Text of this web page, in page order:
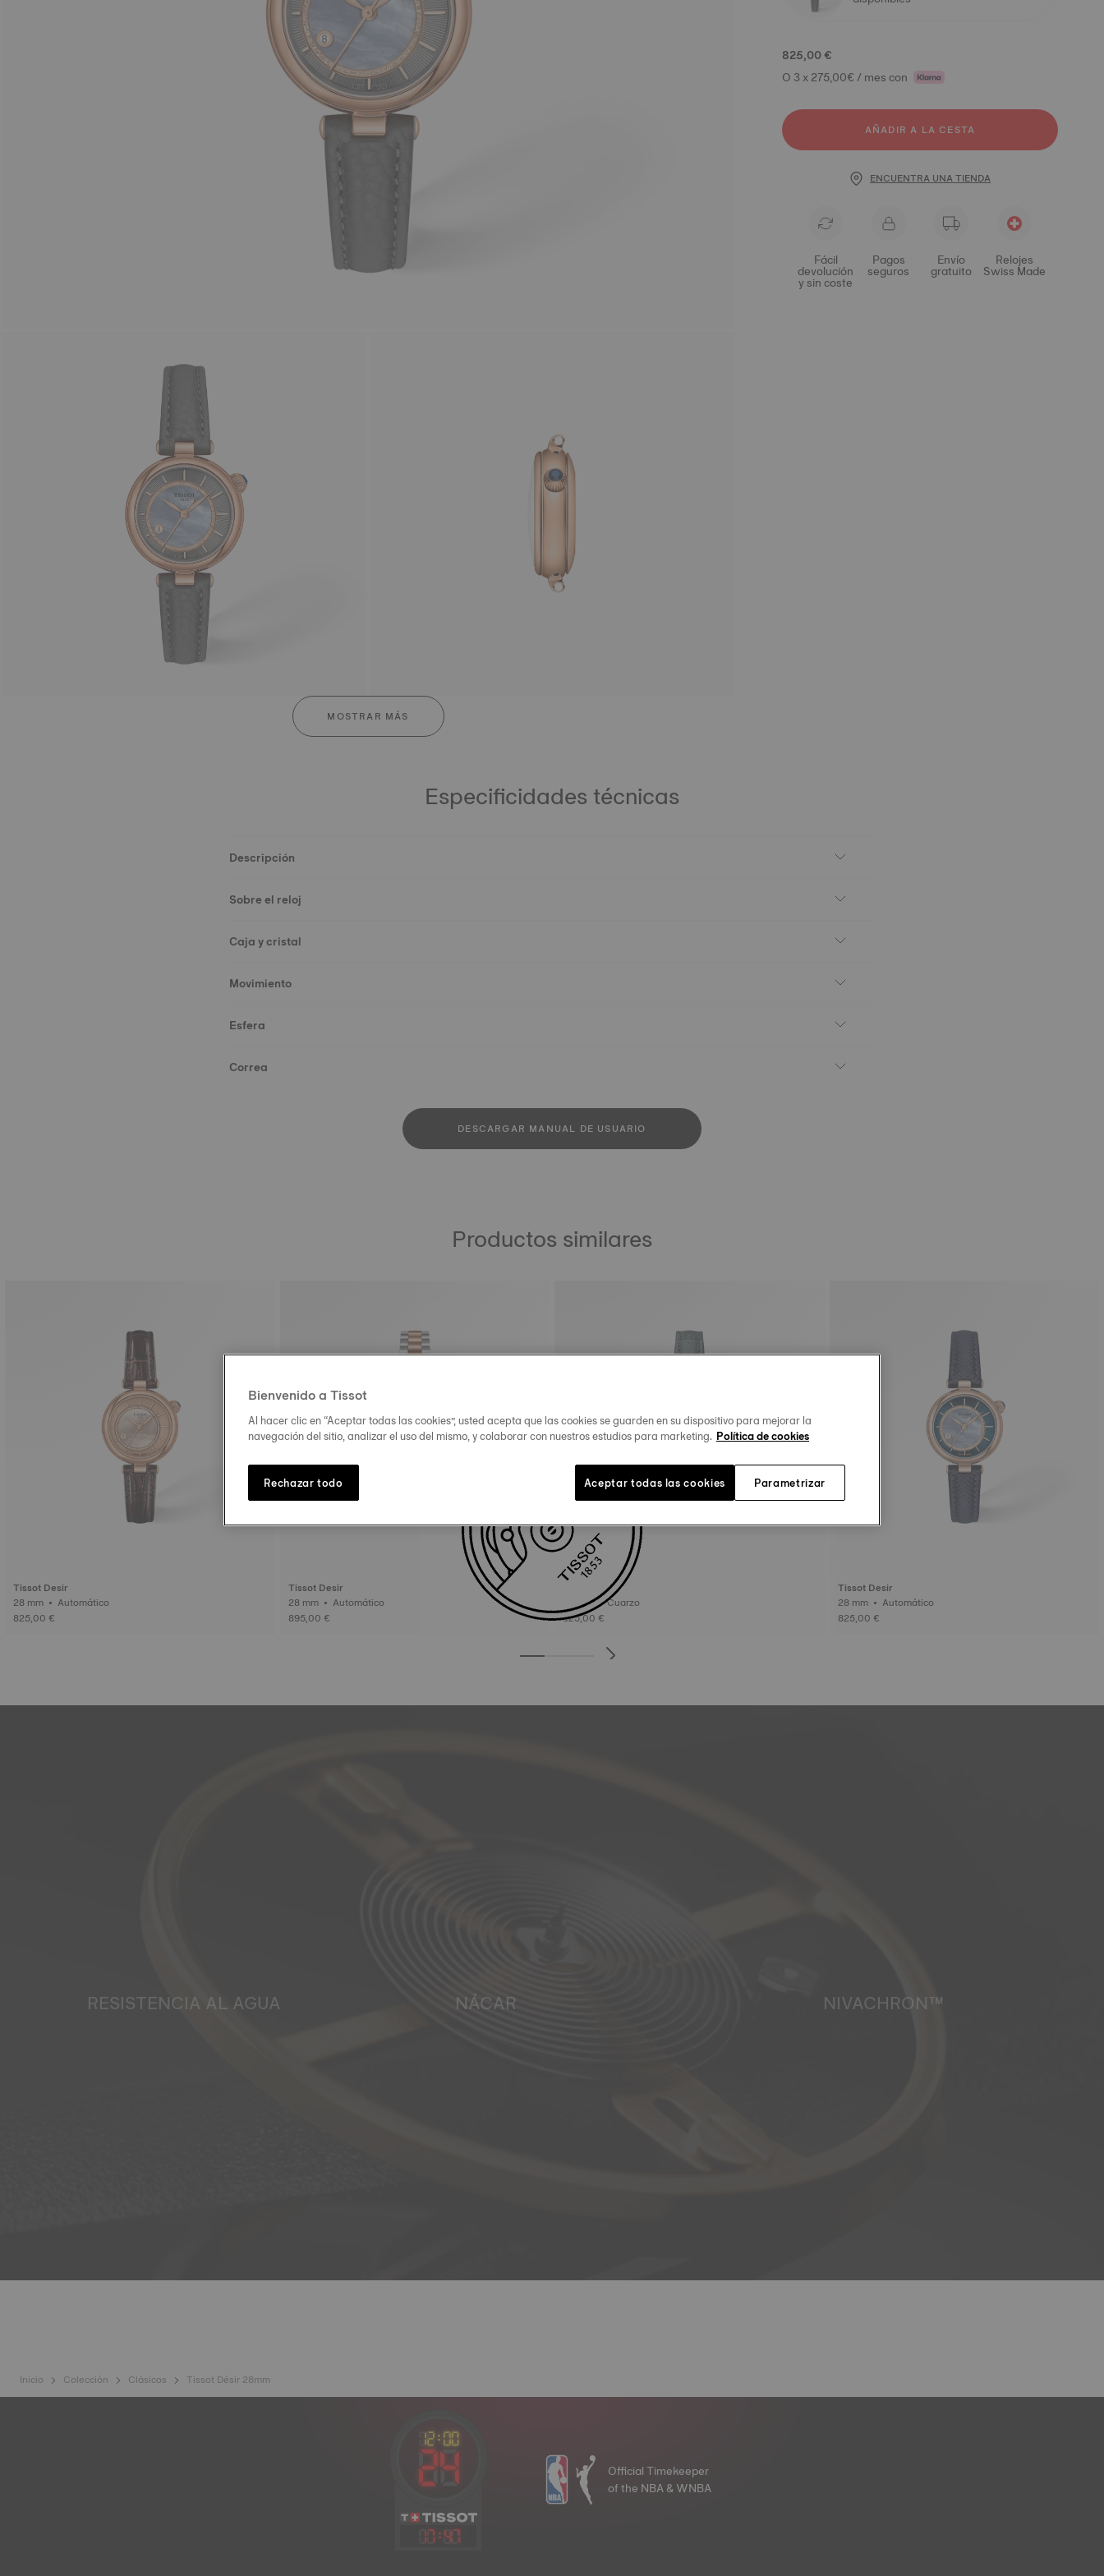
MOSTRAR MÁS
825,00 €
O 3 x 275,00€ / mes con
AÑADIR A LA CESTA
ENCUENTRA UNA TIENDA
Fácil
devolución
y sin coste
Pagos
seguros
Envío
gratuito
Relojes
Swiss Made
Especificidades técnicas
Descripción
Sobre el reloj
Caja y cristal
Movimiento
Esfera
Correa
DESCARGAR MANUAL DE USUARIO
Productos similares
Tissot Desir
28 mm • Automático
825,00 €
Tissot Desir
28 mm • Automático
895,00 €
Tissot Desir
28 mm • Cuarzo
325,00 €
Tissot Desir
28 mm • Automático
825,00 €
RESISTENCIA AL AGUA NÁCAR NIVACHRON™
Inicio Colección Clásicos Tissot Désir 28mm
17:47
Official Timekeeper
of the NBA & WNBA
Bienvenido a Tissot
Al hacer clic en “Aceptar todas las cookies”, usted acepta que las cookies se guarden en su dispositivo para mejorar la
navegación del sitio, analizar el uso del mismo, y colaborar con nuestros estudios para marketing. Política de cookies
Parametrizar
Rechazar todo Aceptar todas las cookies